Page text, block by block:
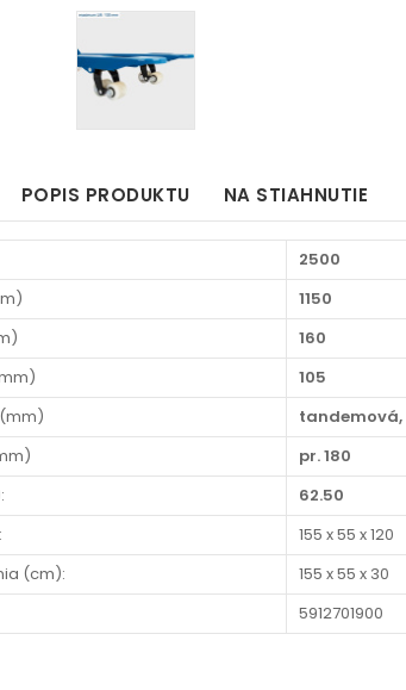
POPIS PRODUKTU NA STIAHNUTIE
2500
1150
160
105
tandemová,
pr. 180
62.50
155 x 55 x 120
(cm):
155 x 55 x 30
5912701900